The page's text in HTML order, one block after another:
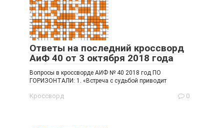
Ответы на последний кроссворд
АиФ 40 от 3 октября 2018 года
Вопросы в кроссворде АИФ № 40 2018 год ПО
ГОРИЗОНТАЛИ: 1. «Встреча с судьбой приводит
Кроссворд 0